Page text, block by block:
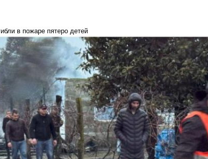
в пожаре пятеро детей